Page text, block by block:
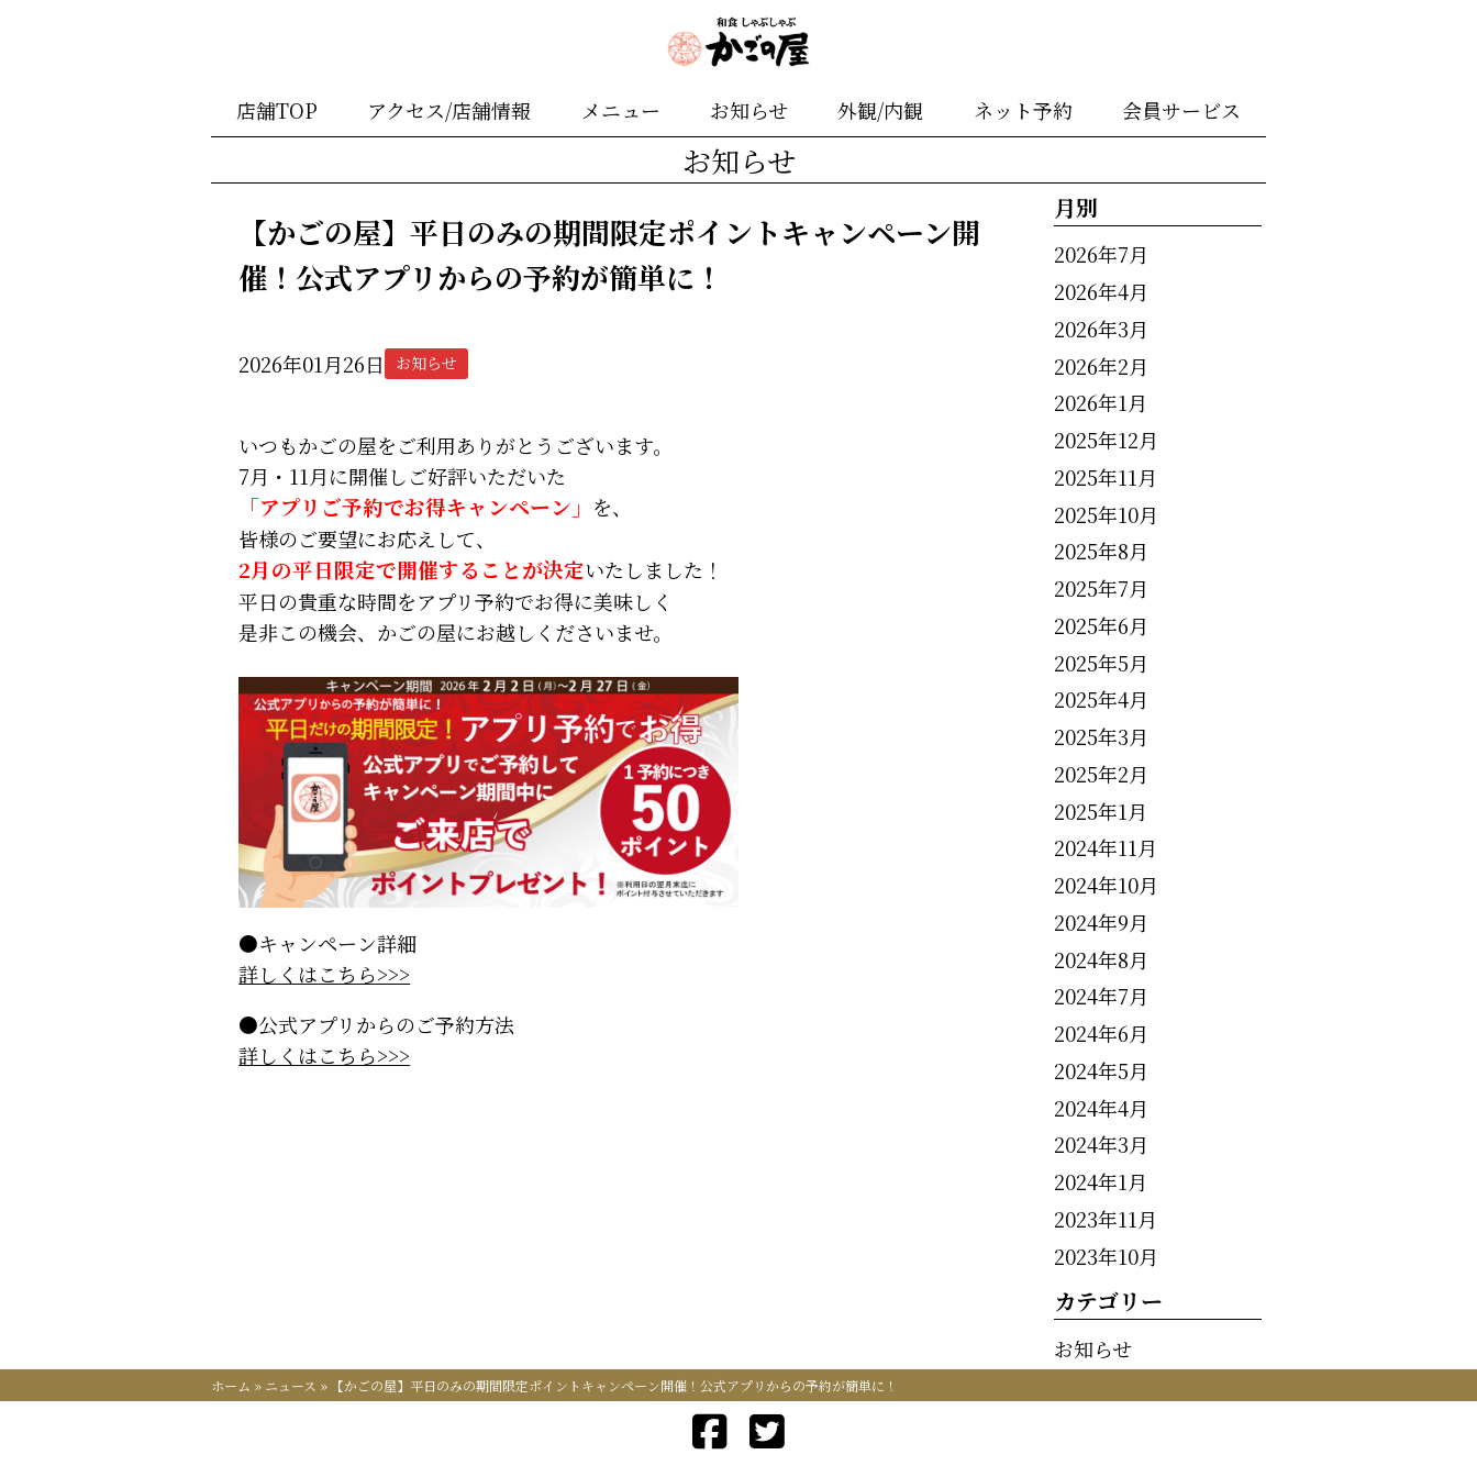
店舗TOP アクセス/店舗情報 メニュー お知らせ 外観/内観 ネット予約 会員サービス
お知らせ
【かごの屋】平日のみの期間限定ポイントキャンペーン開
催！公式アプリからの予約が簡単に！
2026年01月26日 お知らせ
いつもかごの屋をご利用ありがとうございます。
7月・11月に開催しご好評いただいた
「アプリご予約でお得キャンペーン」 を、
皆様のご要望にお応えして、
2月の平日限定で開催することが決定いたしました！
平日の貴重な時間をアプリ予約でお得に美味しく
是非この機会、かごの屋にお越しくださいませ。
●キャンペーン詳細
詳しくはこちら>>>
●公式アプリからのご予約方法
詳しくはこちら>>>
月別
2026年7月
2026年4月
2026年3月
2026年2月
2026年1月
2025年12月
2025年11月
2025年10月
2025年8月
2025年7月
2025年6月
2025年5月
2025年4月
2025年3月
2025年2月
2025年1月
2024年11月
2024年10月
2024年9月
2024年8月
2024年7月
2024年6月
2024年5月
2024年4月
2024年3月
2024年1月
2023年11月
2023年10月
カテゴリー
お知らせ
ホーム » ニュース » 【かごの屋】平日のみの期間限定ポイントキャンペーン開催！公式アプリからの予約が簡単に！